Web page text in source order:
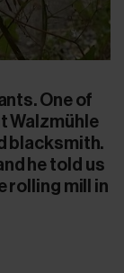
One of
Walzmühle
blacksmith.
he told us
rolling mill in